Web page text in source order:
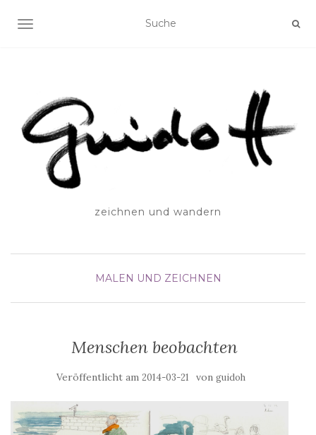
SCHALTE NAVIGATION
zeichnen und wandern
MALEN UND ZEICHNEN
Menschen beobachten
Veröffentlicht am 2014-03-21 von guidoh